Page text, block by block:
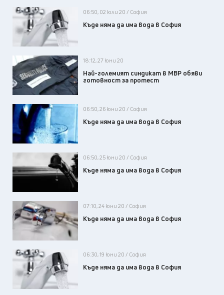
06:50, 02 юли 20 / София
Къде няма да има вода в София
18:12, 27 юни 20
Най-големият синдикат в МВР обяви
готовност за протест
06:50, 26 юни 20 / София
Къде няма да има вода в София
06:50, 25 юни 20 / София
Къде няма да има вода в София
07:10, 24 юни 20 / София
Къде няма да има вода в София
06:30, 19 юни 20 / София
Къде няма да има вода в София